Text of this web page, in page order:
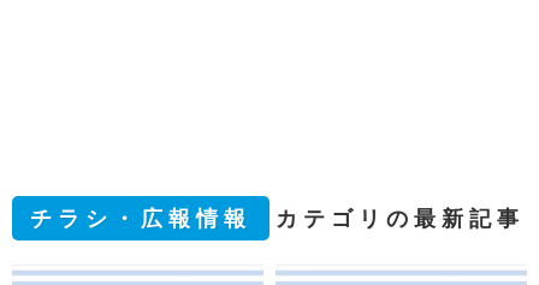
チラシ・広報情報 カテゴリの最新記事